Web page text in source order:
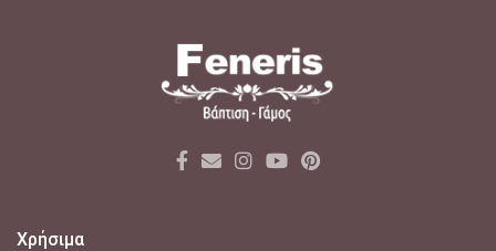
Χρήσιμα